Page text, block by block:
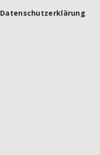
Datenschutzerklärung